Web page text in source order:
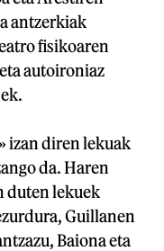
antzerkiak
fisikoaren
autoironiaz
izan diren lekuak
da. Haren
duten lekuek
Guillanen
Baiona eta